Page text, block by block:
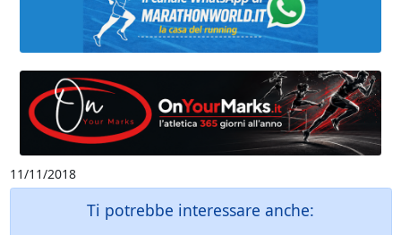
11/11/2018
Ti potrebbe interessare anche: